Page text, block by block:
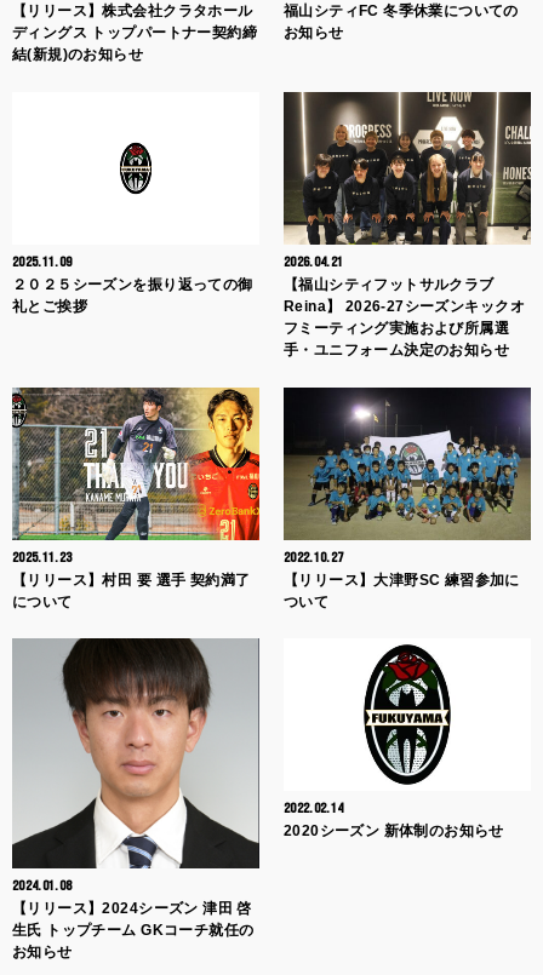
【リリース】株式会社クラタホール
ディングス トップパートナー契約締
結(新規)のお知らせ
福山シティFC 冬季休業についての
お知らせ
2025.11.09
２０２５シーズンを振り返っての御
礼とご挨拶
2026.04.21
【福山シティフットサルクラブ
Reina】 2026-27シーズンキックオ
フミーティング実施および所属選
手・ユニフォーム決定のお知らせ
2025.11.23
【リリース】村田 要 選手 契約満了
について
2022.10.27
【リリース】大津野SC 練習参加に
ついて
2024.01.08
【リリース】2024シーズン 津田 啓
生氏 トップチーム GKコーチ就任の
お知らせ
2022.02.14
2020シーズン 新体制のお知らせ